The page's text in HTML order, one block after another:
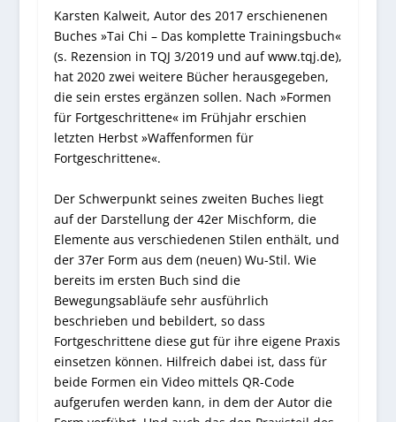
Karsten Kalweit, Autor des 2017 erschienenen
Buches »Tai Chi – Das komplette Trainingsbuch«
(s. Rezension in TQJ 3/2019 und auf www.tqj.de),
hat 2020 zwei weitere Bücher herausgegeben,
die sein erstes ergänzen sollen. Nach »Formen
für Fortgeschrittene« im Frühjahr erschien
letzten Herbst »Waffenformen für
Fortgeschrittene«.
Der Schwerpunkt seines zweiten Buches liegt
auf der Darstellung der 42er Mischform, die
Elemente aus verschiedenen Stilen enthält, und
der 37er Form aus dem (neuen) Wu-Stil. Wie
bereits im ersten Buch sind die
Bewegungsabläufe sehr ausführlich
beschrieben und bebildert, so dass
Fortgeschrittene diese gut für ihre eigene Praxis
einsetzen können. Hilfreich dabei ist, dass für
beide Formen ein Video mittels QR-Code
aufgerufen werden kann, in dem der Autor die